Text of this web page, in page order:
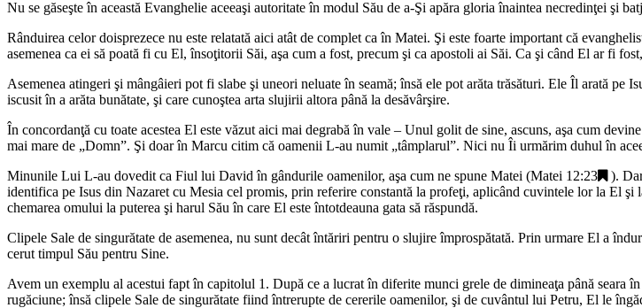
Nu se găseşte în această Evanghelie aceeaşi autoritate în modul Său de a-Şi apăra gloria înaintea necredinţei şi
Rânduirea celor doisprezece nu este relatată aici atât de complet ca în Matei. Şi este foarte important că
asemenea ca ei să poată fi cu El, însoţitorii Săi, aşa cum a fost, precum şi ca apostoli ai Săi. Ca şi când El ar fi
Asemenea atingeri şi mângâieri pot fi slabe şi uneori neluate în seamă; însă ele pot arăta trăsături. Ele Îl arată
iscusit în a arăta bunătate, şi care cunoştea arta slujirii altora până la desăvârşire.
În concordanţă cu toate acestea El este văzut aici mai degrabă în vale – Unul golit de sine, ascuns, aşa cum
mai mare de „Domn”. Şi doar în Marcu citim că oamenii L-au numit „tâmplarul”. Nici nu Îi urmărim duhul în
Minunile Lui L-au dovedit ca Fiul lui David în gândurile oamenilor, aşa cum ne spune Matei (Matei 12:23
).
identifica pe Isus din Nazaret cu Mesia cel promis, prin referire constantă la profeţi, aplicând cuvintele lor la El
chemarea omului la puterea şi harul Său în care El este întotdeauna gata să răspundă.
Clipele Sale de singurătate de asemenea, nu sunt decât întăriri pentru o slujire împrospătată. Prin urmare El a
cerut timpul Său pentru Sine.
Avem un exemplu al acestui fapt în capitolul 1. După ce a lucrat în diferite munci grele de dimineaţa până seara
rugăciune; însă clipele Sale de singurătate fiind întrerupte de cererile oamenilor, şi de cuvântul lui Petru, El le